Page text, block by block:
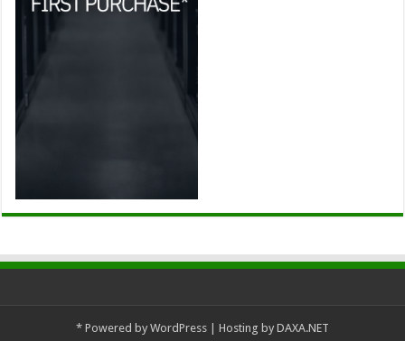
* Powered by WordPress | Hosting by DAXA.NET